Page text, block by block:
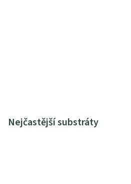
Nejčastější substráty